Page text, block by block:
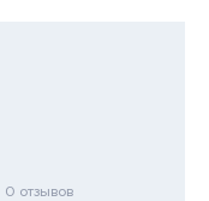
0 отзывов